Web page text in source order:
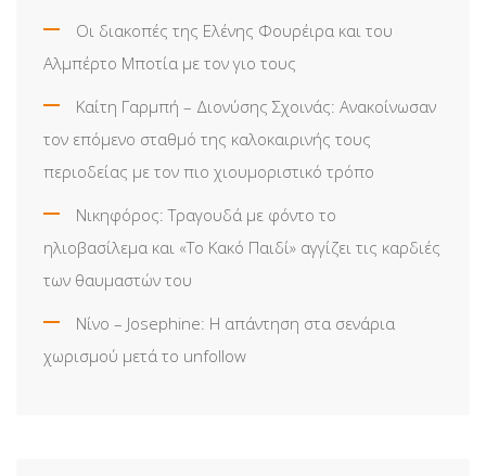
Οι διακοπές της Ελένης Φουρέιρα και του
Αλμπέρτο Μποτία με τον γιο τους
Καίτη Γαρμπή – Διονύσης Σχοινάς: Ανακοίνωσαν
τον επόμενο σταθμό της καλοκαιρινής τους
περιοδείας με τον πιο χιουμοριστικό τρόπο
Νικηφόρος: Τραγουδά με φόντο το
ηλιοβασίλεμα και «Το Κακό Παιδί» αγγίζει τις καρδιές
των θαυμαστών του
Νίνο – Josephine: Η απάντηση στα σενάρια
χωρισμού μετά το unfollow